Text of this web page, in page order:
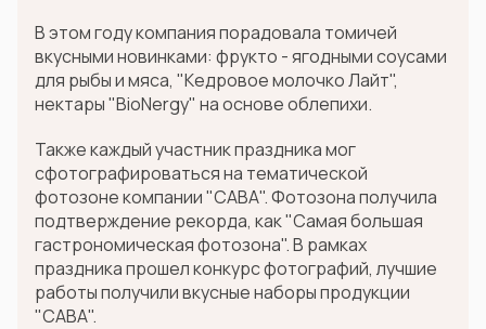
В этом году компания порадовала томичей
вкусными новинками: фрукто - ягодными соусами
для рыбы и мяса, "Кедровое молочко Лайт",
нектары "BioNergy" на основе облепихи.
Также каждый участник праздника мог
сфотографироваться на тематической
фотозоне компании "САВА". Фотозона получила
подтверждение рекорда, как "Самая большая
гастрономическая фотозона". В рамках
праздника прошел конкурс фотографий, лучшие
работы получили вкусные наборы продукции
"САВА".